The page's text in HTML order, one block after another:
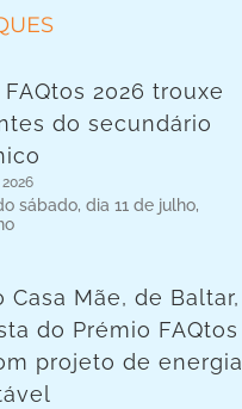
2026 trouxe
do secundário
sábado, dia 11 de julho,
Casa Mãe, de Baltar,
do Prémio FAQtos
projeto de energia